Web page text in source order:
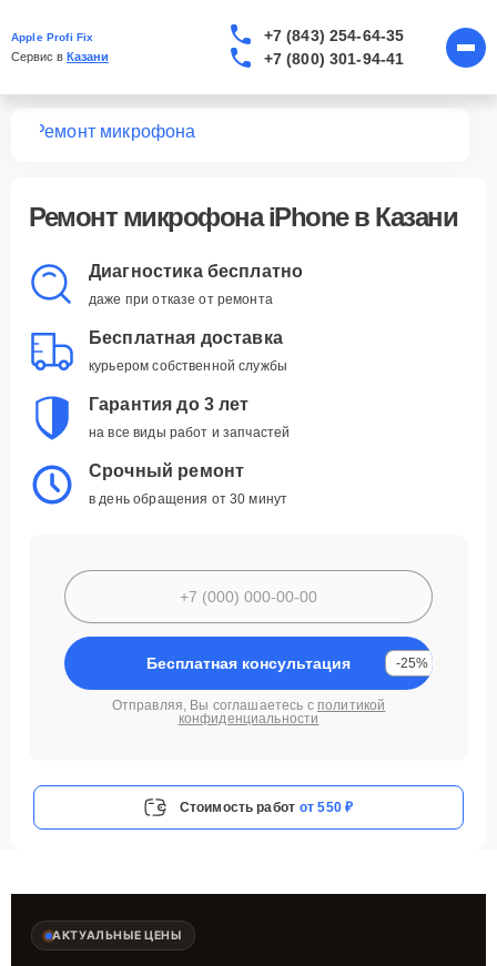
Apple Profi Fix
Сервис в Казани
+7 (843) 254-64-35
+7 (800) 301-94-41
Ремонт микрофона
Ремонт микрофона iPhone в Казани
Диагностика бесплатно
даже при отказе от ремонта
Бесплатная доставка
курьером собственной службы
Гарантия до 3 лет
на все виды работ и запчастей
Срочный ремонт
в день обращения от 30 минут
Бесплатная консультация -25%
Отправляя, Вы соглашаетесь с политикой
конфиденциальности
Стоимость работ от 550 ₽
АКТУАЛЬНЫЕ ЦЕНЫ